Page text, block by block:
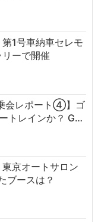
1号車納車セレモ
ーで開催
会レポート④】ゴ
トレインか？ G…
東京オートサロン
ブースは？